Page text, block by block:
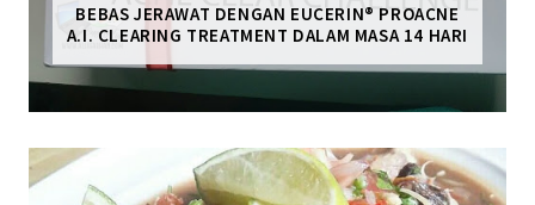
BEBAS JERAWAT DENGAN EUCERIN® PROACNE
A.I. CLEARING TREATMENT DALAM MASA 14 HARI